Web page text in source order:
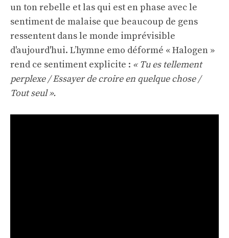
un ton rebelle et las qui est en phase avec le
sentiment de malaise que beaucoup de gens
ressentent dans le monde imprévisible
d'aujourd'hui. L’hymne emo déformé « Halogen »
rend ce sentiment explicite : « Tu es tellement
perplexe / Essayer de croire en quelque chose /
Tout seul ».